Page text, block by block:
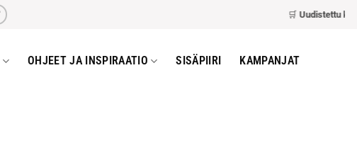
Uudistettu kassa
OHJEET JA INSPIRAATIO SISÄPIIRI KAMPANJAT